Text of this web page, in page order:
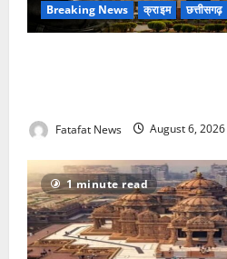
Breaking News क्राइम छत्तीसगढ़
Fatafat News August 6, 2026
1 minute read